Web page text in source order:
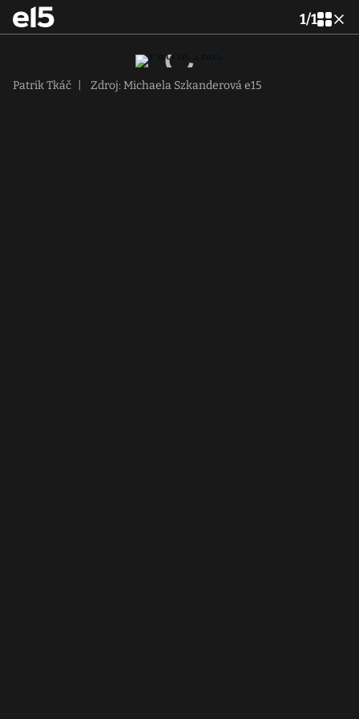
1/1
Patrik Tkáč Zdroj: Michaela Szkanderová e15